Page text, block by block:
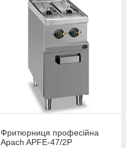
Фритюрниця професійна
Apach APFE-47/2P